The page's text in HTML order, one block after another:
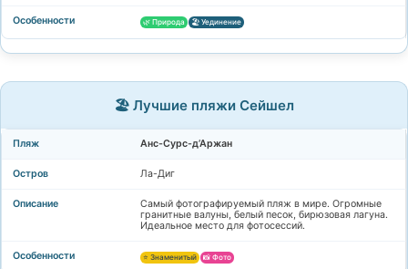
🌿 Природа 🏖️ Уединение
🏖️ Лучшие пляжи Сейшел
Анс-Сурс-д’Аржан
Ла-Диг
Самый фотографируемый пляж в мире. Огромные
гранитные валуны, белый песок, бирюзовая лагуна.
Идеальное место для фотосессий.
⭐ Знаменитый 📸 Фото